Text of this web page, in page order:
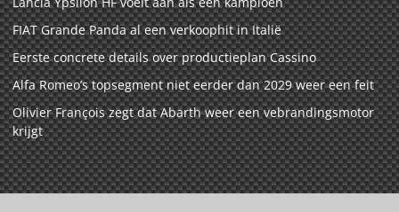
FIAT Grande Panda al een verkoophit in Italië
Eerste concrete details over productieplan Cassino
Alfa Romeo’s topsegment niet eerder dan 2029 weer een feit
Olivier François zegt dat Abarth weer een vebrandingsmotor
krijgt